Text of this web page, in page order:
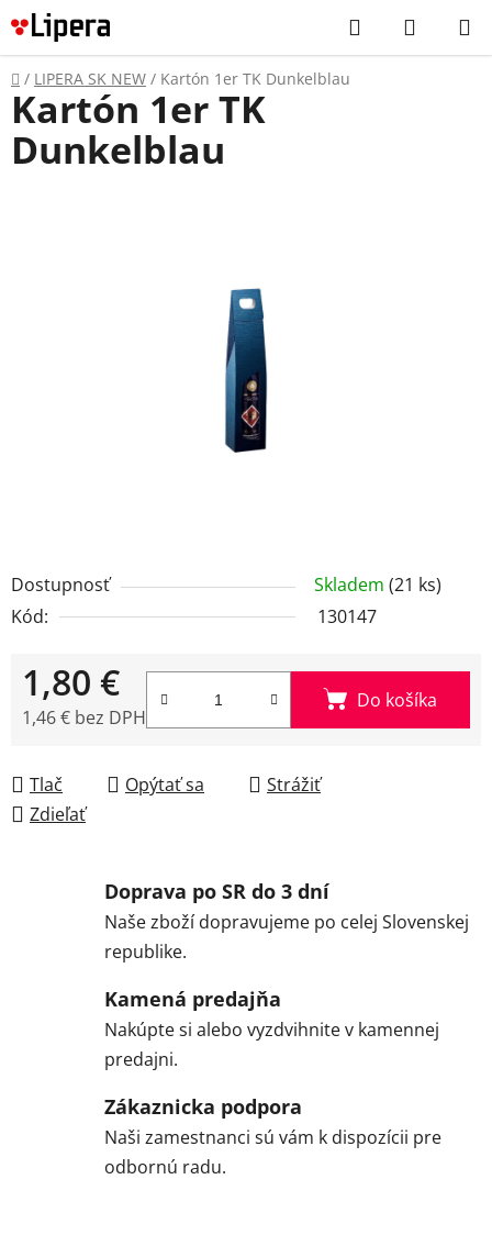
Prejsť
na
obsah
Hľadať
KOŠÍK
Domov
/ LIPERA SK NEW / Kartón 1er TK Dunkelblau
Dostupnosť Skladem (21 ks)
Kód:
130147
1,80 €
1,46 € bez DPH
Do košíka
Tlač Opýtať sa
Strážiť
Zdieľať
Kartón 1er TK
Dunkelblau
Doprava po SR do 3 dní
Naše zboží dopravujeme po celej Slovenskej
republike.
Kamená predajňa
Nakúpte si alebo vyzdvihnite v kamennej
predajni.
Zákaznicka podpora
Naši zamestnanci sú vám k dispozícii pre
odbornú radu.